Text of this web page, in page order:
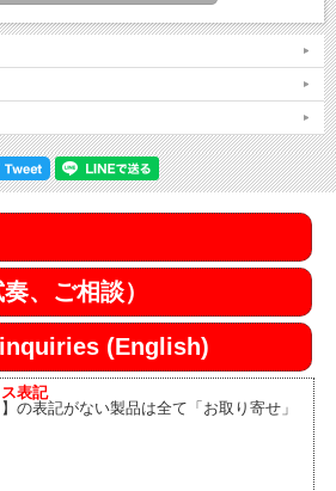
、ご相談）
(English)
表記
の表記がない製品は全て「お取り寄せ」